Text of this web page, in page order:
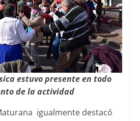
estuvo presente en todo
de la actividad
igualmente destacó